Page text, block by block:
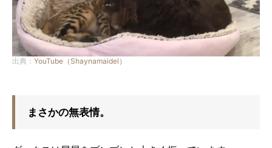
出典： YouTube（Shaynamaidel）
まさかの無表情。